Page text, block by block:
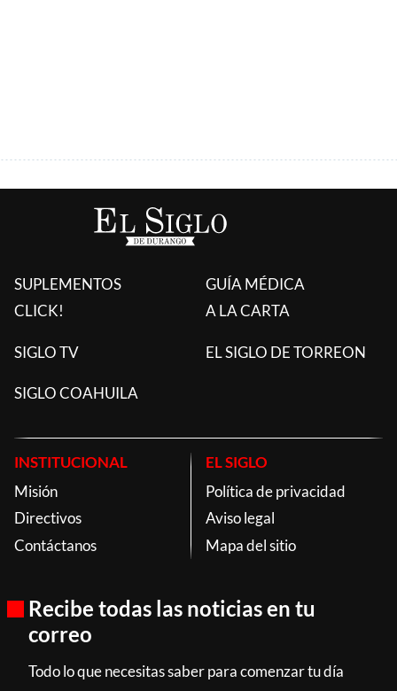
SUPLEMENTOS
CLICK!
GUÍA MÉDICA
A LA CARTA
SIGLO TV EL SIGLO DE TORREON
SIGLO COAHUILA
INSTITUCIONAL
Misión
Directivos
Contáctanos
EL SIGLO
Política de privacidad
Aviso legal
Mapa del sitio
Recibe todas las noticias en tu
correo
Todo lo que necesitas saber para comenzar tu día